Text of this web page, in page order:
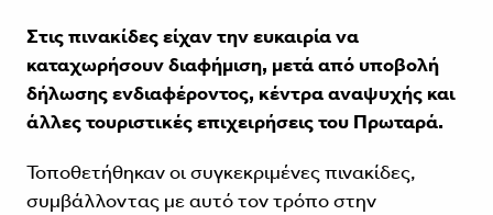
Στις πινακίδες είχαν την ευκαιρία να
καταχωρήσουν διαφήμιση, μετά από υποβολή
δήλωσης ενδιαφέροντος, κέντρα αναψυχής και
άλλες τουριστικές επιχειρήσεις του Πρωταρά.
Τοποθετήθηκαν οι συγκεκριμένες πινακίδες,
συμβάλλοντας με αυτό τον τρόπο στην